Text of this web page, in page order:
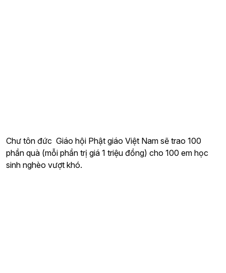
Chư tôn đức Giáo hội Phật giáo Việt Nam sẽ trao 100
phần quà (mỗi phần trị giá 1 triệu đồng) cho 100 em học
sinh nghèo vượt khó.